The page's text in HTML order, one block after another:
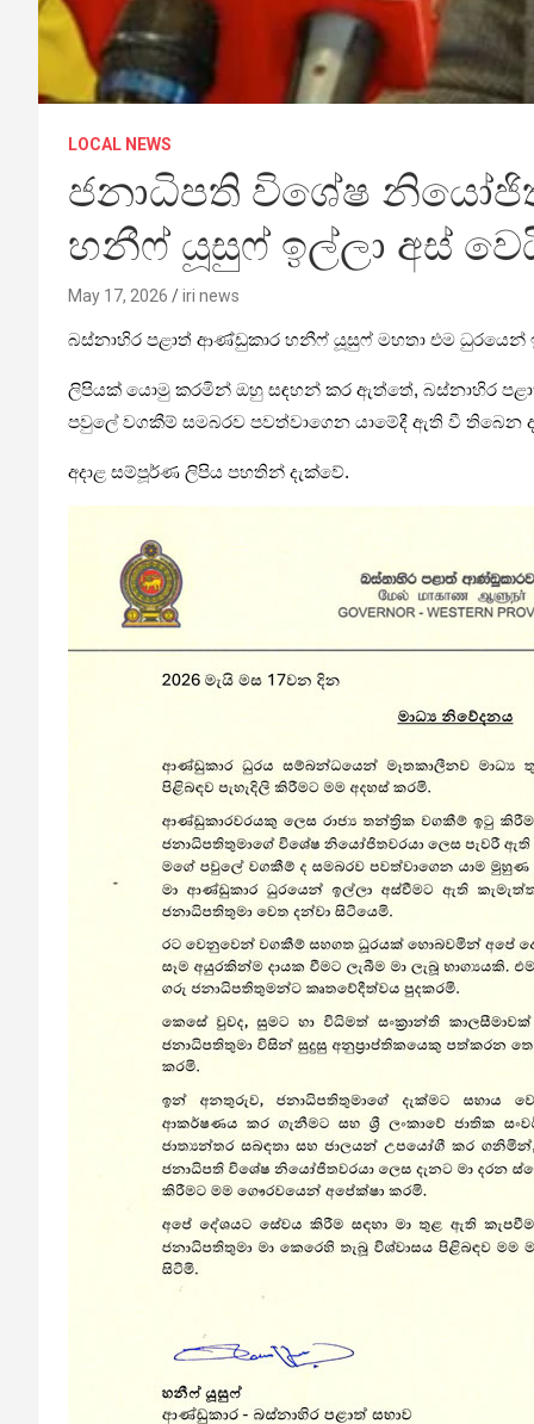
LOCAL NEWS
ජනාධිපති විශේෂ
හනීෆ් යූසුෆ් ඉල්ලා අස්
May 17, 2026 iri news
බස්නාහිර පළාත් ආණ්ඩුකාර හනීෆ් යූසුෆ් මහතා එම ධුරයෙන්
ලිපියක් යොමු කරමින් ඔහු සඳහන් කර ඇත්තේ, බස්නාහිර
පවුලේ වගකීම් සමබරව පවත්වාගෙන යාමේදී ඇති වී
අදාළ සම්පූර්ණ ලිපිය පහතින් දැක්වේ.